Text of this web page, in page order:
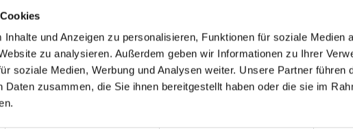
und Anzeigen zu personalisieren, Funktionen für soziale Medien
zu analysieren. Außerdem geben wir Informationen zu Ihrer
soziale Medien, Werbung und Analysen weiter. Unsere Partner führen
Daten zusammen, die Sie ihnen bereitgestellt haben oder die sie im
Wissen, das hängen bleibt.
Vitabay-Familie!
Verpasse keine exklusiven
Informationen zu neuen Produkten